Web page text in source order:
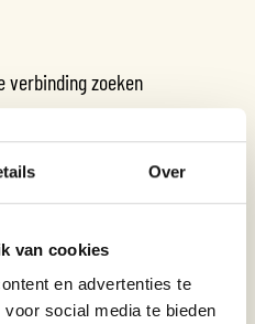
Over
van cookies
en advertenties te
social media te bieden
verbinding zoeken
wilt vergroten of
de Klimaat Bingo past zich
EN DOEL
naar: